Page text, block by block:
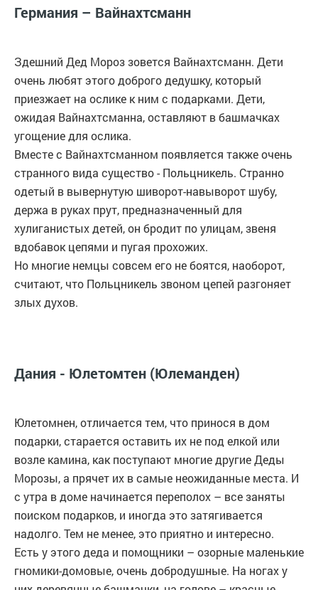
Германия – Вайнахтсманн
Здешний Дед Мороз зовется Вайнахтсманн. Дети
очень любят этого доброго дедушку, который
приезжает на ослике к ним с подарками. Дети,
ожидая Вайнахтсманна, оставляют в башмачках
угощение для ослика.
Вместе с Вайнахтсманном появляется также очень
странного вида существо - Польцникель. Странно
одетый в вывернутую шиворот-навыворот шубу,
держа в руках прут, предназначенный для
хулиганистых детей, он бродит по улицам, звеня
вдобавок цепями и пугая прохожих.
Но многие немцы совсем его не боятся, наоборот,
считают, что Польцникель звоном цепей разгоняет
злых духов.
Дания - Юлетомтен (Юлеманден)
Юлетомнен, отличается тем, что принося в дом
подарки, старается оставить их не под елкой или
возле камина, как поступают многие другие Деды
Морозы, а прячет их в самые неожиданные места. И
с утра в доме начинается переполох – все заняты
поиском подарков, и иногда это затягивается
надолго. Тем не менее, это приятно и интересно.
Есть у этого деда и помощники – озорные маленькие
гномики-домовые, очень добродушные. На ногах у